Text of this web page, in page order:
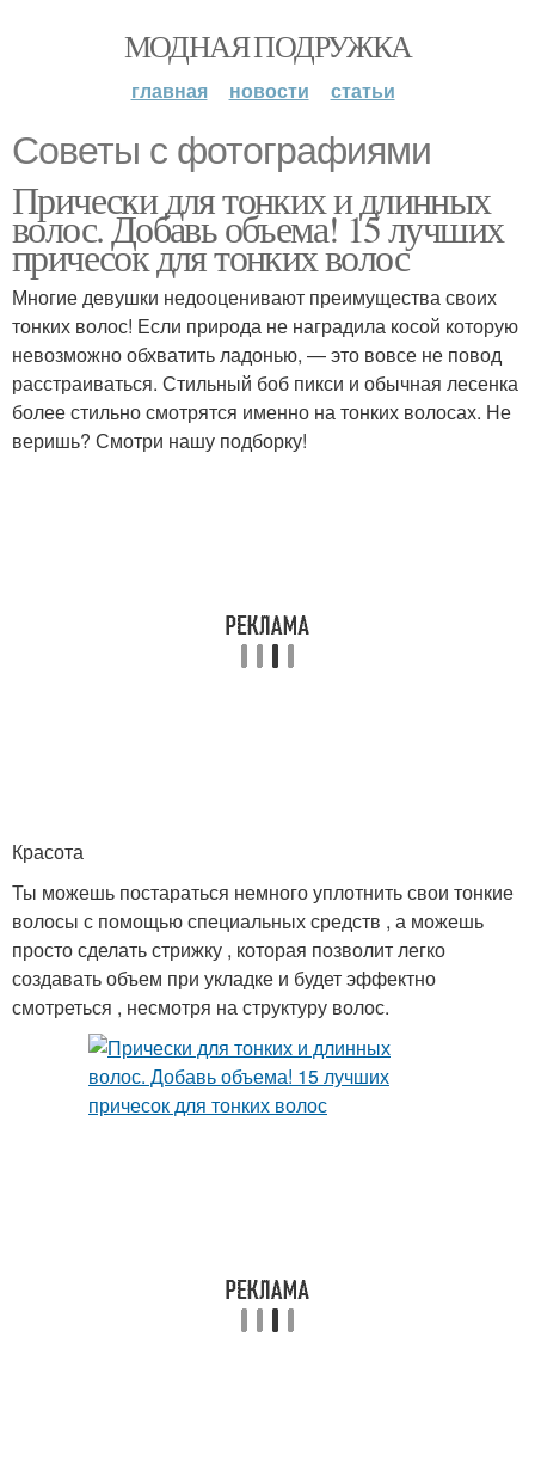
МОДНАЯ ПОДРУЖКА
главная новости статьи
Советы с фотографиями
Прически для тонких и длинных
волос. Добавь объема! 15 лучших
причесок для тонких волос
Многие девушки недооценивают преимущества своих
тонких волос! Если природа не наградила косой которую
невозможно обхватить ладонью, — это вовсе не повод
расстраиваться. Стильный боб пикси и обычная лесенка
более стильно смотрятся именно на тонких волосах. Не
веришь? Смотри нашу подборку!
Красота
Ты можешь постараться немного уплотнить свои тонкие
волосы с помощью специальных средств , а можешь
просто сделать стрижку , которая позволит легко
создавать объем при укладке и будет эффектно
смотреться , несмотря на структуру волос.